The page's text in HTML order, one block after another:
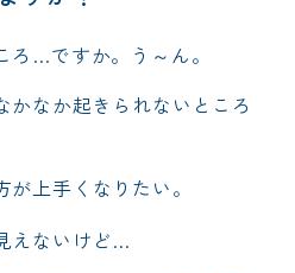
ろ…ですか。う～ん。
かなか起きられないところ
上手くなりたい。
えないけど…